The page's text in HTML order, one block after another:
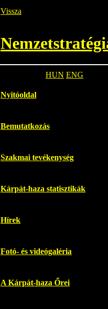
Vissza
HUN ENG
Nyitóoldal
Bemutatkozás
Szakmai tevékenység
Kárpát-haza statisztikák
Hírek
Fotó- és videógaléria
A Kárpát-haza Őrei